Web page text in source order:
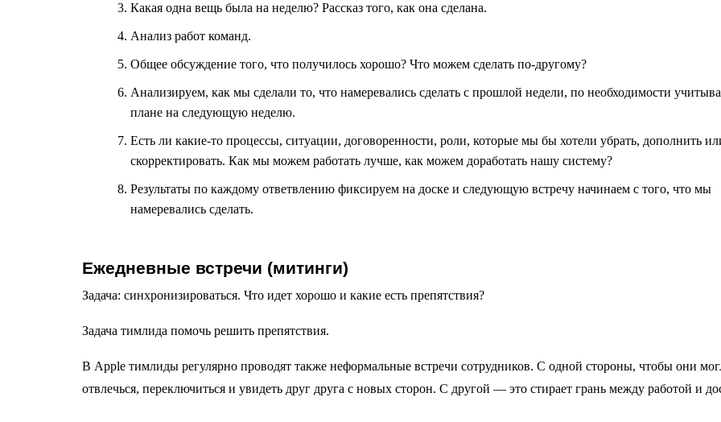
Какая одна вещь была на неделю? Рассказ того, как она сделана.
Анализ работ команд.
Общее обсуждение того, что получилось хорошо? Что можем сделать по-другому?
Анализируем, как мы сделали то, что намеревались сделать с прошлой недели, по необходимости
плане на следующую неделю.
Есть ли какие-то процессы, ситуации, договоренности, роли, которые мы бы хотели убрать, дополнить
скорректировать. Как мы можем работать лучше, как можем доработать нашу систему?
Результаты по каждому ответвлению фиксируем на доске и следующую встречу начинаем с того, что мы
намеревались сделать.
Ежедневные встречи (митинги)
Задача: синхронизироваться. Что идет хорошо и какие есть препятствия?
Задача тимлида помочь решить препятствия.
В Apple тимлиды регулярно проводят также неформальные встречи сотрудников. С одной стороны, чтобы они
отвлечься, переключиться и увидеть друг друга с новых сторон. С другой — это стирает грань между работой и